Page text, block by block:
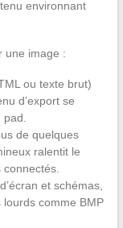
environnant
une image :
ou texte brut)
d’export se
de quelques
ralentit le
et schémas,
comme BMP